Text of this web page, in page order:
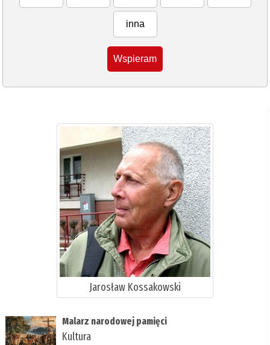
inna
Wspieram
Jarosław Kossakowski
Malarz narodowej pamięci
Kultura